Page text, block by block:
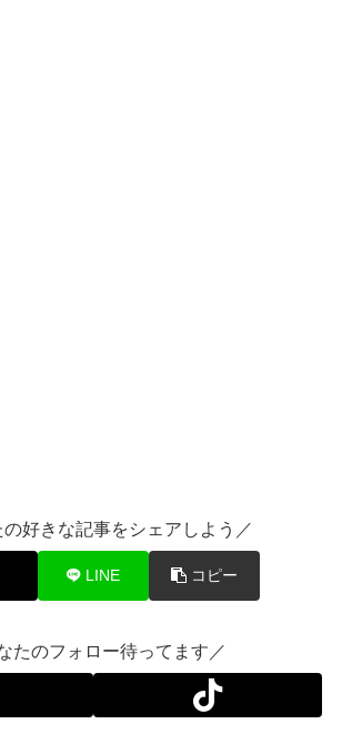
の好きな記事をシェアしよう／
LINE コピー
たのフォロー待ってます／